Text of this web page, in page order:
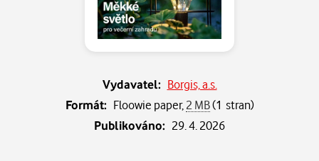
Vydavatel: Borgis, a.s.
Formát: Floowie paper, 2 MB(1 stran)
Publikováno: 29. 4. 2026